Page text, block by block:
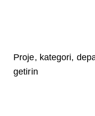
Proje, kategori,